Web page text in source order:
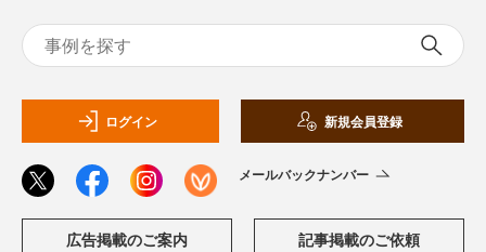
ログイン 新規会員登録
メールバックナンバー
広告掲載のご案内 記事掲載のご依頼